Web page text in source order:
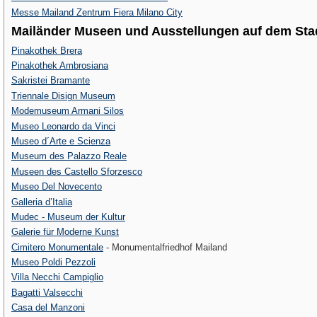
Messe Mailand Zentrum Fiera Milano City
Mailänder Museen und Ausstellungen auf dem
Pinakothek Brera
Pinakothek Ambrosiana
Sakristei Bramante
Triennale Disign Museum
Modemuseum Armani Silos
Museo Leonardo da Vinci
Museo d´Arte e Scienza
Museum des Palazzo Reale
Museen des Castello Sforzesco
Museo Del Novecento
Galleria d’Italia
Mudec - Museum der Kultur
Galerie für Moderne Kunst
Cimitero Monumentale - Monumentalfriedhof Mailand
Museo Poldi Pezzoli
Villa Necchi Campiglio
Bagatti Valsecchi
Casa del Manzoni